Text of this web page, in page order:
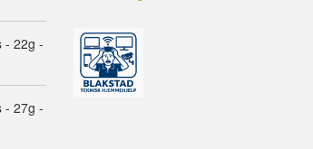
- 22g -
- 27g -